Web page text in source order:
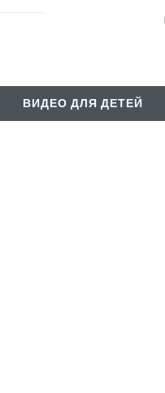
ВИДЕО ДЛЯ ДЕТЕЙ